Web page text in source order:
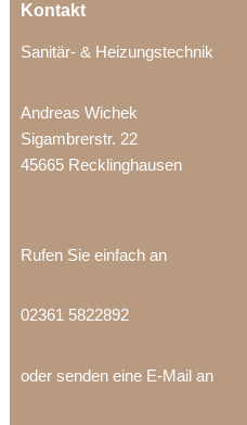
Kontakt
Sanitär- & Heizungstechnik
Andreas Wichek
Sigambrerstr. 22
45665 Recklinghausen
Rufen Sie einfach an
02361 5822892
oder senden eine E-Mail an